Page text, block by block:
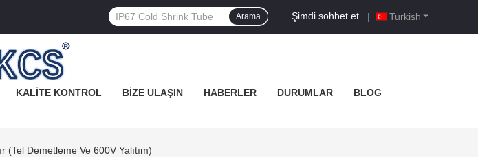
Turkish
Şimdi sohbet et |
Arama
KALITE KONTROL BIZE ULAŞIN HABERLER DURUMLAR BLOG
(Tel Demetleme Ve 600V Yalıtım)